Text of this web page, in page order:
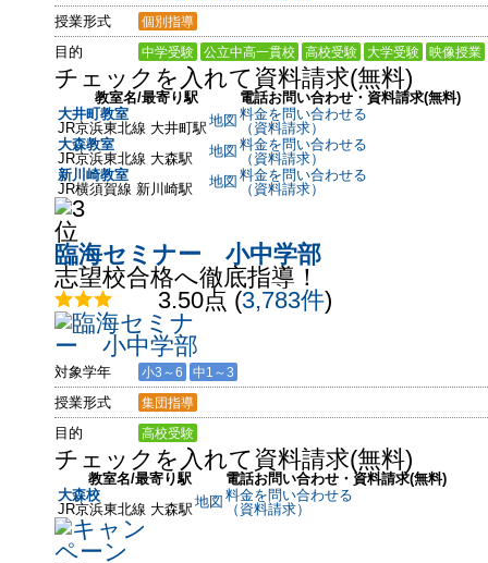
授業形式 個別指導
目的 中学受験 公立中高一貫校 高校受験 大学受験 映像授業
チェックを入れて資料請求(無料)
教室名/最寄り駅
電話お問い合わせ・資料請求(無料)
大井町教室
JR京浜東北線 大井町駅 地図 料金を問い合わせる
（資料請求）
大森教室
JR京浜東北線 大森駅
地図 料金を問い合わせる
（資料請求）
新川崎教室
JR横須賀線 新川崎駅
地図 料金を問い合わせる
（資料請求）
臨海セミナー 小中学部
志望校合格へ徹底指導！
3.50点 (3,783件)
対象学年 小3～6 中1～3
授業形式 集団指導
目的 高校受験
チェックを入れて資料請求(無料)
教室名/最寄り駅
電話お問い合わせ・資料請求(無料)
大森校
JR京浜東北線 大森駅 地図 料金を問い合わせる
（資料請求）